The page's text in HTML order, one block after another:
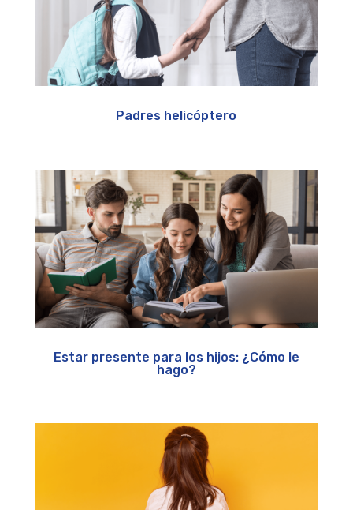
Padres helicóptero
Estar presente para los hijos: ¿Cómo le
hago?